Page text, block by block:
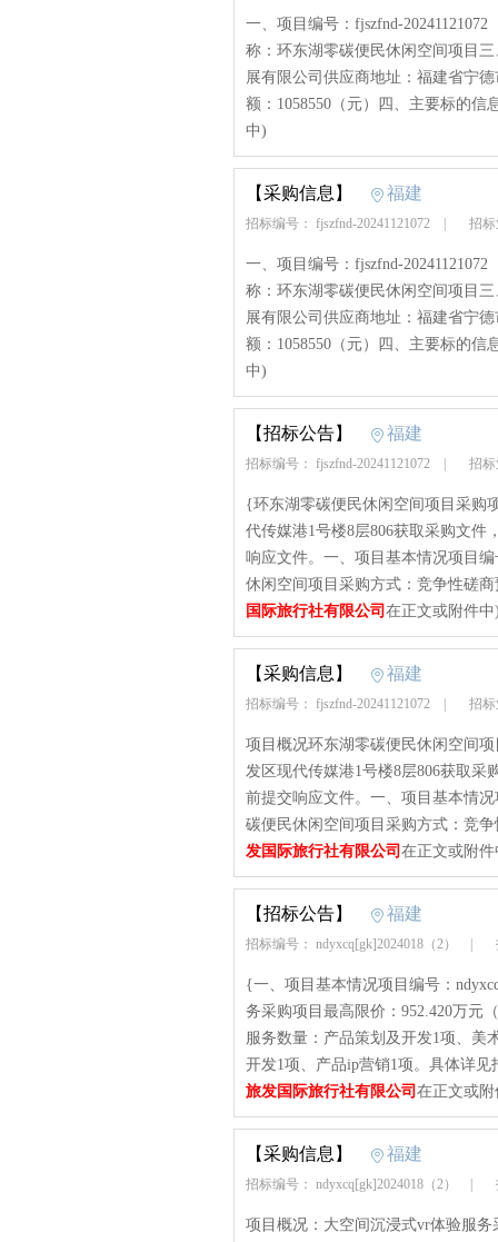
一、项目编号：fjszfnd-
称：环东湖零碳便民休闲空间项目
展有限公司供应商地址：福建省宁
额：1058550（元）四、主要标的信
中)
【采购信息】 福建
招标编号： fjszfnd-20241121072 招标
一、项目编号：fjszfnd-
称：环东湖零碳便民休闲空间项目
展有限公司供应商地址：福建省宁
额：1058550（元）四、主要标的信
中)
【招标公告】 福建
招标编号： fjszfnd-20241121072 招标
{环东湖零碳便民休闲空间项目采购
代传媒港1号楼8层806获取采购文件
响应文件。一、项目基本情况项目
休闲空间项目采购方式：竞争性磋
国际旅行社有限公司 在正文或附件中
【采购信息】 福建
招标编号： fjszfnd-20241121072 招标
项目概况环东湖零碳便民休闲空间
发区现代传媒港1号楼8层806获取采
前提交响应文件。一、项目基本情
碳便民休闲空间项目采购方式：竞
发国际旅行社有限公司 在正文或附件
【招标公告】 福建
招标编号： ndyxcq[gk]2024018（2）
{一、项目基本情况项目编号：
务采购项目最高限价：952.420万元
服务数量：产品策划及开发1项、美
开发1项、产品ip营销1项。具体详
旅发国际旅行社有限公司 在正文或
【采购信息】 福建
招标编号： ndyxcq[gk]2024018（2）
项目概况：大空间沉浸式vr体验服